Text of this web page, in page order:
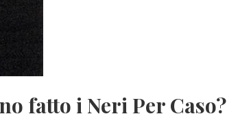
fatto i Neri Per Caso?